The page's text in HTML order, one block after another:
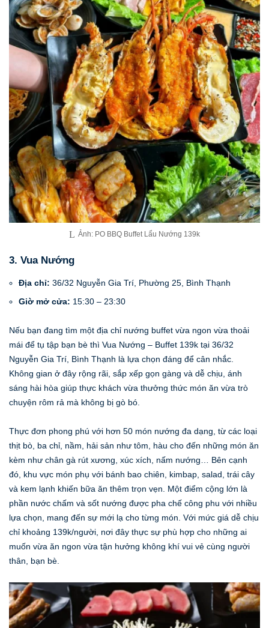
Ảnh: PO BBQ Buffet Lẩu Nướng 139k
3. Vua Nướng
Địa chỉ: 36/32 Nguyễn Gia Trí, Phường 25, Bình Thạnh
Giờ mở cửa: 15:30 – 23:30
Nếu bạn đang tìm một địa chỉ nướng buffet vừa ngon vừa thoải
mái để tụ tập bạn bè thì Vua Nướng – Buffet 139k tại 36/32
Nguyễn Gia Trí, Bình Thạnh là lựa chọn đáng để cân nhắc.
Không gian ở đây rộng rãi, sắp xếp gọn gàng và dễ chịu, ánh
sáng hài hòa giúp thực khách vừa thưởng thức món ăn vừa trò
chuyện rôm rả mà không bị gò bó.
Thực đơn phong phú với hơn 50 món nướng đa dạng, từ các loại
thịt bò, ba chỉ, nầm, hải sản như tôm, hàu cho đến những món ăn
kèm như chân gà rút xương, xúc xích, nấm nướng… Bên cạnh
đó, khu vực món phụ với bánh bao chiên, kimbap, salad, trái cây
và kem lạnh khiến bữa ăn thêm trọn vẹn. Một điểm cộng lớn là
phần nước chấm và sốt nướng được pha chế công phu với nhiều
lựa chọn, mang đến sự mới lạ cho từng món. Với mức giá dễ chịu
chỉ khoảng 139k/người, nơi đây thực sự phù hợp cho những ai
muốn vừa ăn ngon vừa tận hưởng không khí vui vẻ cùng người
thân, bạn bè.